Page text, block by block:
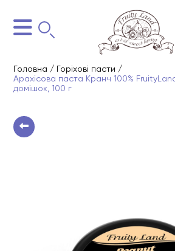
Головна / Горіхові пасти /
Арахісова паста Кранч 100%
домішок, 100 г